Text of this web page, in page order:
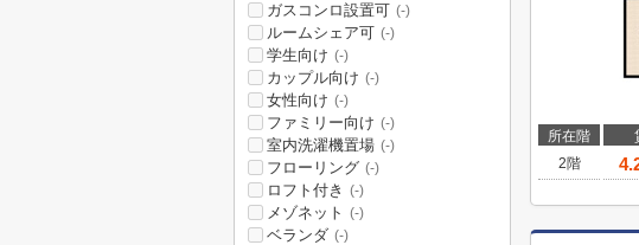
所在階
2階
ガスコンロ設置可 (-)
ルームシェア可 (-)
学生向け (-)
カップル向け (-)
女性向け (-)
ファミリー向け (-)
室内洗濯機置場 (-)
フローリング (-)
ロフト付き (-)
メゾネット (-)
ベランダ (-)